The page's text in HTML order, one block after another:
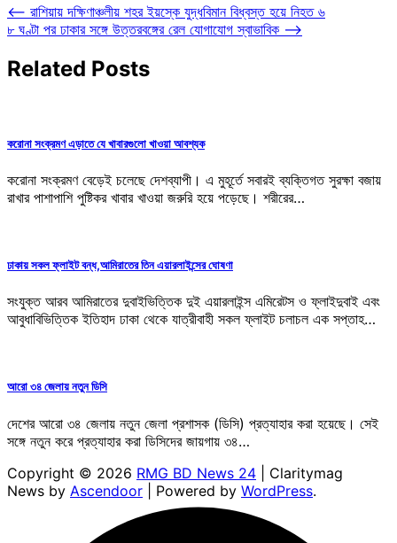
Post
navigation
⟵ রাশিয়ায় দক্ষিণাঞ্চলীয় শহর ইয়স্কে যুদ্ধবিমান বিধ্বস্ত হয়ে নিহত ৬
৮ ঘণ্টা পর ঢাকার সঙ্গে উত্তরবঙ্গের রেল যোগাযোগ স্বাভাবিক ⟶
Related Posts
করোনা সংক্রমণ এড়াতে যে খাবারগুলো খাওয়া আবশ্যক
করোনা সংক্রমণ বেড়েই চলেছে দেশব্যাপী। এ মুহূর্তে সবারই ব্যক্তিগত সুরক্ষা বজায়
রাখার পাশাপাশি পুষ্টিকর খাবার খাওয়া জরুরি হয়ে পড়েছে। শরীরের…
ঢাকায় সকল ফ্লাইট বন্ধ,আমিরাতের তিন এয়ারলাইন্সের ঘোষণা
সংযুক্ত আরব আমিরাতের দুবাইভিত্তিক দুই এয়ারলাইন্স এমিরেটস ও ফ্লাইদুবাই এবং
আবুধাবিভিত্তিক ইতিহাদ ঢাকা থেকে যাত্রীবাহী সকল ফ্লাইট চলাচল এক সপ্তাহ…
আরো ৩৪ জেলায় নতুন ডিসি
দেশের আরো ৩৪ জেলায় নতুন জেলা প্রশাসক (ডিসি) প্রত্যাহার করা হয়েছে। সেই
সঙ্গে নতুন করে প্রত্যাহার করা ডিসিদের জায়গায় ৩৪…
Copyright © 2026 RMG BD News 24 | Claritymag
News by Ascendoor | Powered by WordPress.